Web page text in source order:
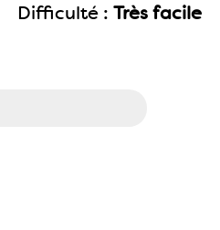
Difficulté : Très facile